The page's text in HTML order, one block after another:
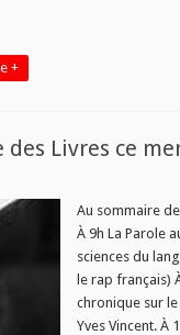
+
Livres ce
Au sommaire
À 9h La Parole
sciences du
le rap français)
chronique sur le
Yves Vincent. À